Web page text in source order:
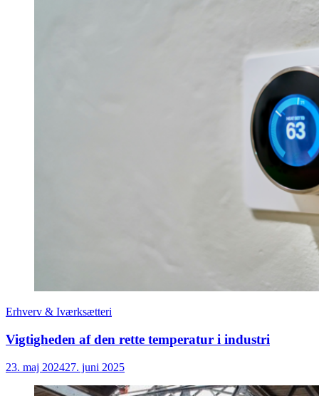
Erhverv & Iværksætteri
Vigtigheden af den rette temperatur i industri
23. maj 202427. juni 2025